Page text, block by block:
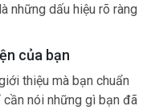
những dấu hiệu rõ ràng
của bạn
thiệu mà bạn chuẩn
nói những gì bạn đã